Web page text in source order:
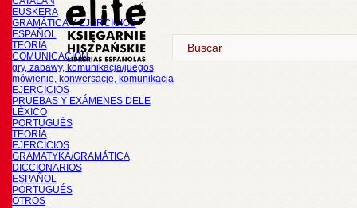
EUSKERA
GRAMÁTICA Y EJERCICIOS
ESPAÑOL
TEORÍA
COMUNICACIÓN
gry, zabawy, komunikacja/juegos
mówienie, konwersacje, komunikacja
EJERCICIOS
PRUEBAS Y EXÁMENES DELE
LÉXICO
PORTUGUÉS
TEORÍA
EJERCICIOS
GRAMATYKA/GRAMÁTICA
DICCIONARIOS
ESPAÑOL
PORTUGUÉS
OTROS